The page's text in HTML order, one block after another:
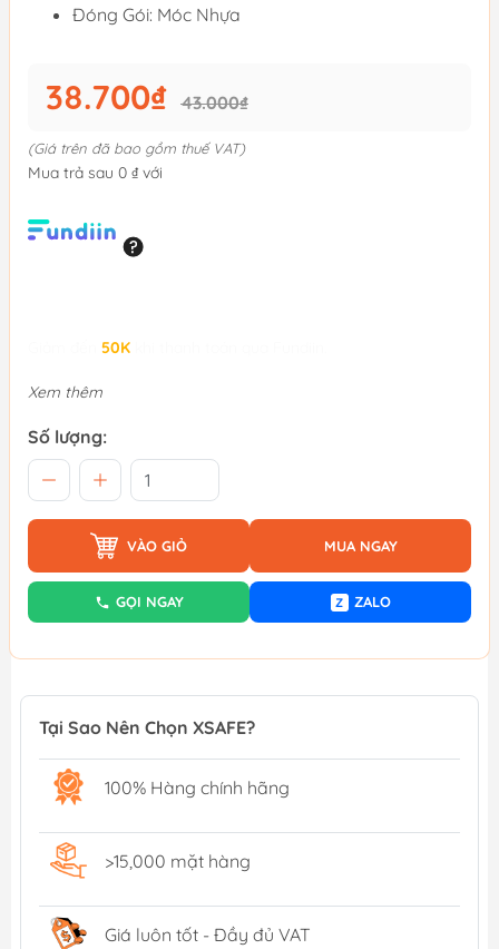
Đóng Gói: Móc Nhựa
38.700₫ 43.000₫
(Giá trên đã bao gồm thuế VAT)
Mua trả sau 0 ₫ với
50K
Xem thêm
Số lượng:
VÀO GIỎ MUA NGAY
GỌI NGAY Z ZALO
Tại Sao Nên Chọn XSAFE?
100% Hàng chính hãng
>15,000 mặt hàng
Giá luôn tốt - Đầy đủ VAT